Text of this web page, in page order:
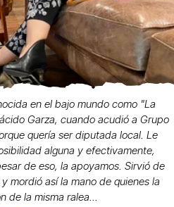
en el bajo mundo como "La
Garza, cuando acudió a Grupo
quería ser diputada local. Le
alguna y efectivamente,
de eso, la apoyamos. Sirvió de
mordió así la mano de quienes la
de la misma ralea...